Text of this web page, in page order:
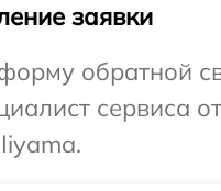
заявки
обратной
сервиса